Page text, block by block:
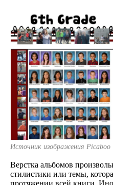
Источник изображения Picaboo
Верстка альбомов
стилистики или темы,
протяжении всей книги.